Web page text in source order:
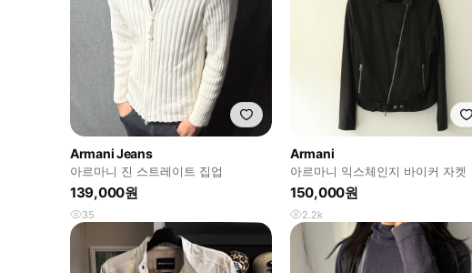
Armani Jeans
아르마니 진 스트레이트 집업
139,000원
35
Armani
아르마니 익스체인지 바이커 자켓
150,000원
2.2k